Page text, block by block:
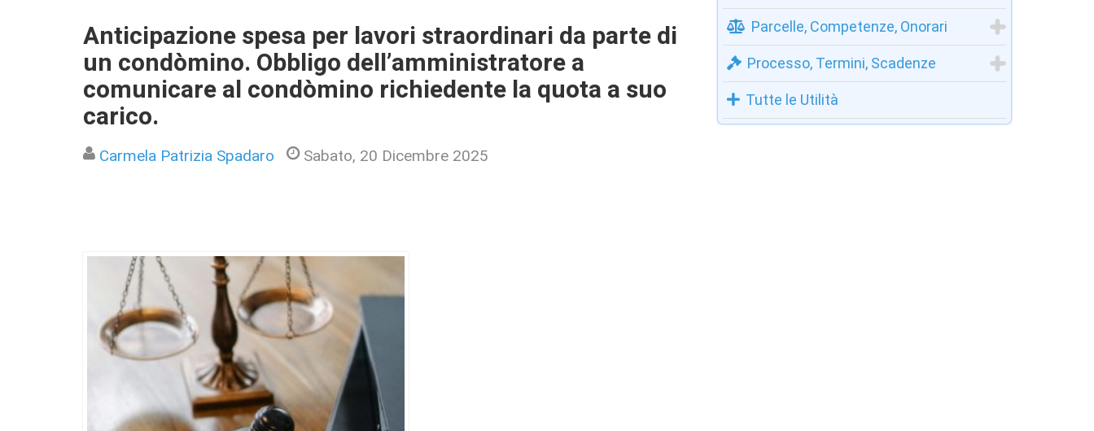
Anticipazione spesa per lavori straordinari da parte di
un condòmino. Obbligo dell’amministratore a
comunicare al condòmino richiedente la quota a suo
carico.
Carmela Patrizia Spadaro Sabato, 20 Dicembre 2025
Parcelle, Competenze, Onorari
Processo, Termini, Scadenze
Tutte le Utilità